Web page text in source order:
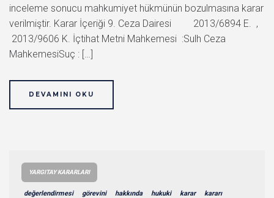
inceleme sonucu mahkumiyet hükmünün bozulmasına karar
verilmiştir. Karar İçeriği 9. Ceza Dairesi 2013/6894 E. ,
2013/9606 K. İçtihat Metni Mahkemesi :Sulh Ceza
MahkemesiSuç : […]
DEVAMINI OKU
YARGITAY KARARLARI
değerlendirmesi görevini hakkında hukuki karar kararı